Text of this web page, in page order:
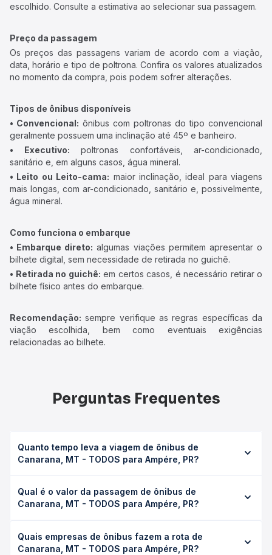
escolhido. Consulte a estimativa ao selecionar sua passagem.
Preço da passagem
Os preços das passagens variam de acordo com a viação,
data, horário e tipo de poltrona. Confira os valores atualizados
no momento da compra, pois podem sofrer alterações.
Tipos de ônibus disponíveis
• Convencional: ônibus com poltronas do tipo convencional
geralmente possuem uma inclinação até 45º e banheiro.
• Executivo: poltronas confortáveis, ar-condicionado,
sanitário e, em alguns casos, água mineral.
• Leito ou Leito-cama: maior inclinação, ideal para viagens
mais longas, com ar-condicionado, sanitário e, possivelmente,
água mineral.
Como funciona o embarque
• Embarque direto: algumas viações permitem apresentar o
bilhete digital, sem necessidade de retirada no guichê.
• Retirada no guichê: em certos casos, é necessário retirar o
bilhete físico antes do embarque.
Recomendação: sempre verifique as regras específicas da
viação escolhida, bem como eventuais exigências
relacionadas ao bilhete.
Perguntas Frequentes
Quanto tempo leva a viagem de ônibus de
Canarana, MT - TODOS para Ampére, PR?
Ampére, PR leva em média 0 horas, podendo variar
conforme a viação, o tipo de serviço (convencional,
duração exata de cada opção na data desejada.
Qual é o valor da passagem de ônibus de
Canarana, MT - TODOS para Ampére, PR?
TODOS para Ampére, PR custa em média não identificado
e varia conforme a data da viagem, a empresa, o tipo de
Quais empresas de ônibus fazem a rota de
Canarana, MT - TODOS para Ampére, PR?